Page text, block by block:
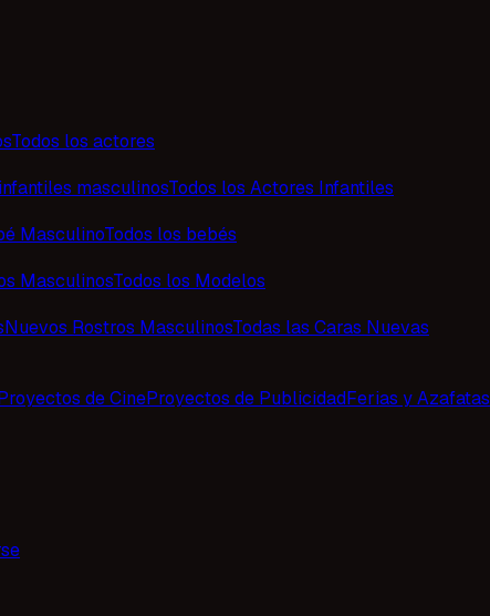
Todos los actores
masculinosTodos los Actores Infantiles
MasculinoTodos los bebés
MasculinosTodos los Modelos
Nuevos Rostros MasculinosTodas las Caras Nuevas
de CineProyectos de PublicidadFerias y Azafatas